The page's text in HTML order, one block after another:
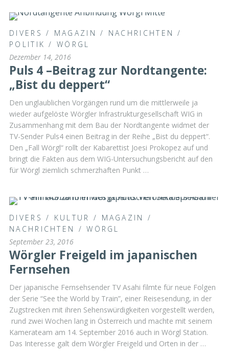
DIVERS / MAGAZIN / NACHRICHTEN /
POLITIK /WÖRGL
Dezember 14, 2016
Puls 4 –Beitrag zur Nordtangente:
„Bist du deppert“
Den unglaublichen Vorgängen rund um die mittlerweile ja
wieder aufgelöste Wörgler Infrastrukturgesellschaft WIG in
Zusammenhang mit dem Bau der Nordtangente widmet der
TV-Sender Puls4 einen Beitrag in der Reihe „Bist du deppert“.
Den „Fall Wörgl“ rollt der Kabarettist Joesi Prokopez auf und
bringt die Fakten aus dem WIG-Untersuchungsbericht auf den
für Wörgl ziemlich schmerzhaften Punkt …
DIVERS / KULTUR / MAGAZIN
/
NACHRICHTEN
/WÖRGL
September 23, 2016
Wörgler Freigeld im japanischen
Fernsehen
Der japanische Fernsehsender TV Asahi filmte für neue Folgen
der Serie “See the World by Train”, einer Reisesendung, in der
Zugstrecken mit ihren Sehenswürdigkeiten vorgestellt werden,
rund zwei Wochen lang in Österreich und machte mit seinem
Kamerateam am 14. September 2016 auch in Wörgl Station.
Das Interesse galt dem Wörgler Freigeld und Orten in der …